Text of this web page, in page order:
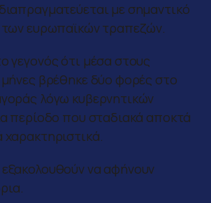
με σημαντικό
ευρωπαϊκών τραπεζών.
γεγονός ότι μέσα στους
μήνες βρέθηκε δύο φορές στο
λόγω κυβερνητικών
περίοδο που σταδιακά αποκτά
χαρακτηριστικά.
να αφήνουν